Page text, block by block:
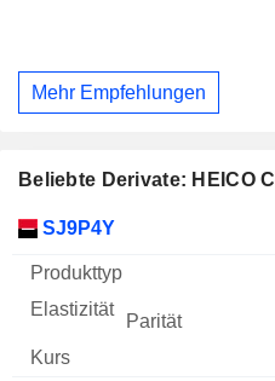
Mehr Empfehlungen
Beliebte Derivate: HEICO
WKN Typ
SJ9P4Y